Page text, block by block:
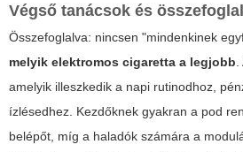
Végső tanácsok és
Összefoglalva: nincsen "mindenkinek
melyik elektromos cigaretta a legjobb
amelyik illeszkedik a napi rutinodhoz,
ízlésedhez. Kezdőknek gyakran a pod
belépőt, míg a haladók számára a